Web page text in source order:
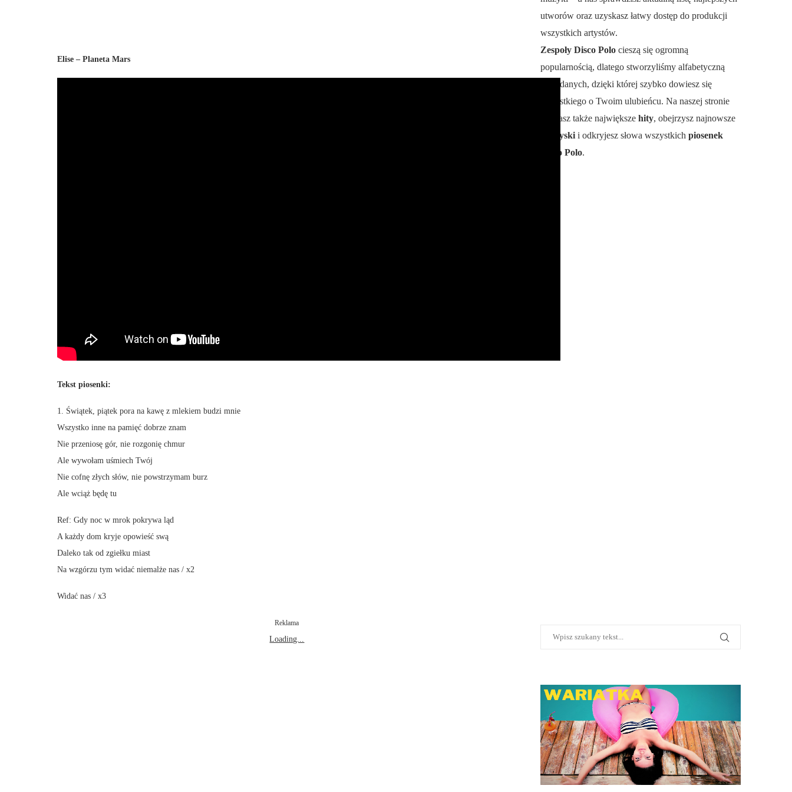
Elise – Planeta Mars
Tekst piosenki:
1. Świątek, piątek pora na kawę z mlekiem budzi mnie
Wszystko inne na pamięć dobrze znam
Nie przeniosę gór, nie rozgonię chmur
Ale wywołam uśmiech Twój
Nie cofnę złych słów, nie powstrzymam burz
Ale wciąż będę tu
Ref: Gdy noc w mrok pokrywa ląd
A każdy dom kryje opowieść swą
Daleko tak od zgiełku miast
Na wzgórzu tym widać niemalże nas / x2
Widać nas / x3
Reklama
Loading...
utworów oraz uzyskasz łatwy dostęp do produkcji
wszystkich artystów.
Zespoły Disco Polo cieszą się ogromną
popularnością, dlatego stworzyliśmy alfabetyczną
bazę danych, dzięki której szybko dowiesz się
wszystkiego o Twoim ulubieńcu. Na naszej stronie
poznasz także największe hity, obejrzysz najnowsze
teledyski i odkryjesz słowa wszystkich piosenek
Disco Polo.